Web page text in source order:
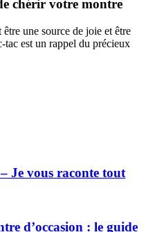
chérir votre montre
une source de joie et être
tac est un rappel du précieux
Je vous raconte tout
d’occasion : le guide